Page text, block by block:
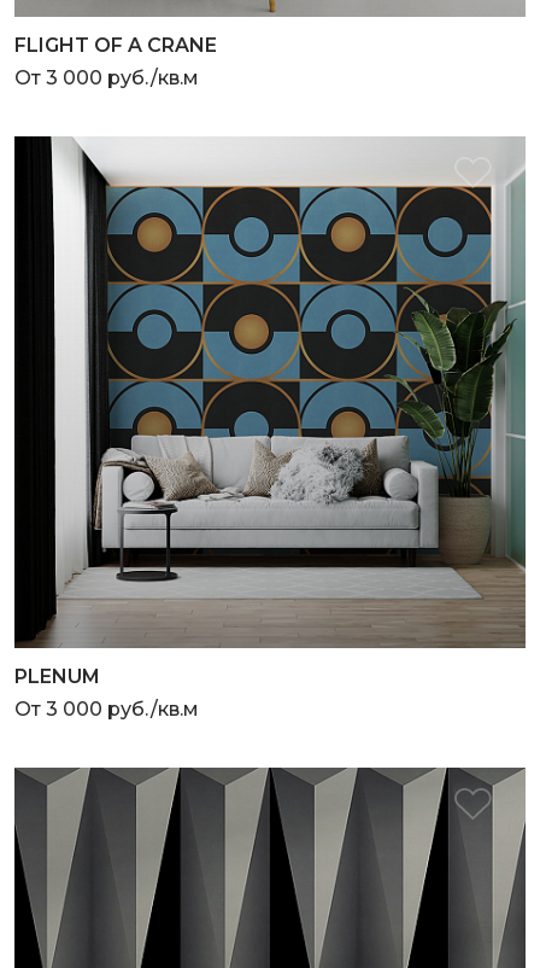
FLIGHT OF A CRANE
От 3 000 руб./кв.м
PLENUM
От 3 000 руб./кв.м